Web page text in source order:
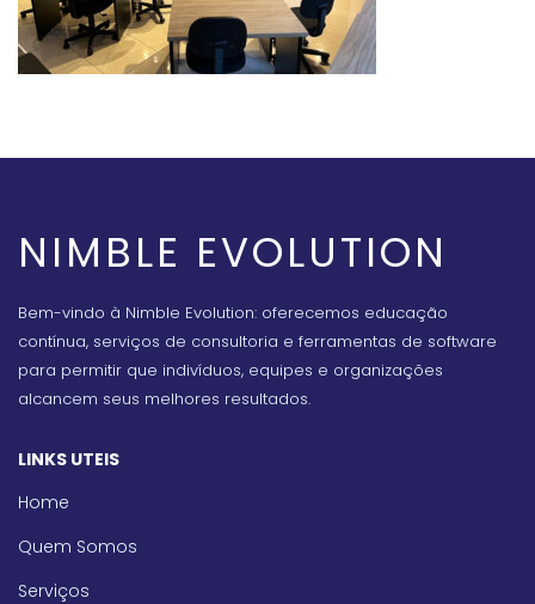
NIMBLE EVOLUTION
Bem-vindo à Nimble Evolution: oferecemos educação
contínua, serviços de consultoria e ferramentas de software
para permitir que indivíduos, equipes e organizações
alcancem seus melhores resultados.
LINKS UTEIS
Home
Quem Somos
Serviços